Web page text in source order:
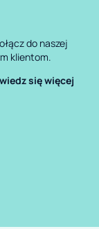
do naszej
klientom.
się więcej